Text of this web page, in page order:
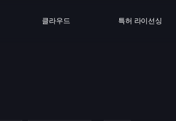
클라우드 특허 라이선싱